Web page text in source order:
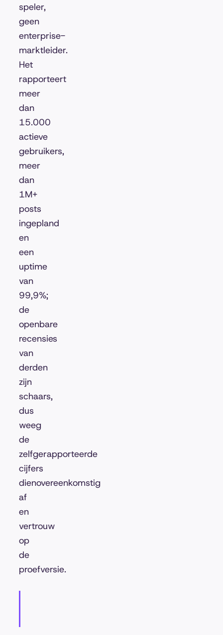
speler,
geen
enterprise-
marktleider.
Het
rapporteert
meer
dan
15.000
actieve
gebruikers,
meer
dan
1M+
posts
ingepland
en
een
uptime
van
99,9%;
de
openbare
recensies
van
derden
zijn
schaars,
dus
weeg
de
zelfgerapporteerde
cijfers
dienovereenkomstig
af
en
vertrouw
op
de
proefversie.